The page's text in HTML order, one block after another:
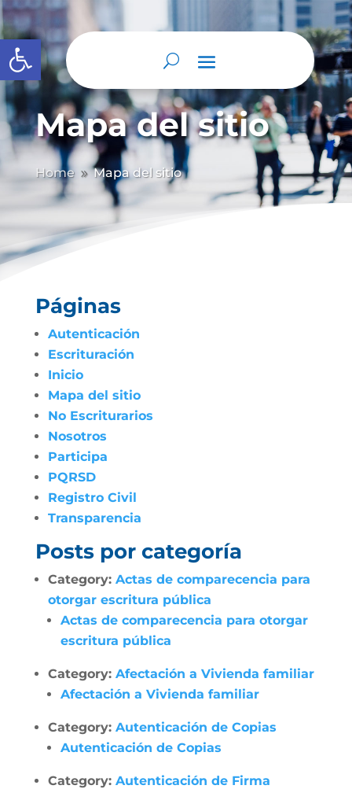
Abrir barra de herramientas
Mapa del sitio
Home 9 Mapa del sitio
Páginas
Autenticación
Escrituración
Inicio
Mapa del sitio
No Escriturarios
Nosotros
Participa
PQRSD
Registro Civil
Transparencia
Posts por categoría
Category: Actas de comparecencia para
otorgar escritura pública
Actas de comparecencia para otorgar
escritura pública
Category: Afectación a Vivienda familiar
Afectación a Vivienda familiar
Category: Autenticación de Copias
Autenticación de Copias
Category: Autenticación de Firma